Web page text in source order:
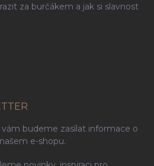
za burčákem a jak si slavnost
budeme zasílat informace o
e-shopu.